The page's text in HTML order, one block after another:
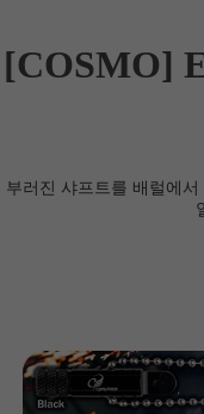
[COSMO]
부러진 샤프트를 배럴에